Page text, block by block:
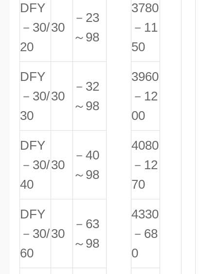
DFY
－30/
20
30
－23
～98
3780
－11
50
DFY
－30/
30
30
－32
～98
3960
－12
00
DFY
－30/
40
30
－40
～98
4080
－12
70
DFY
－30/
60
30
－63
～98
4330
－68
0